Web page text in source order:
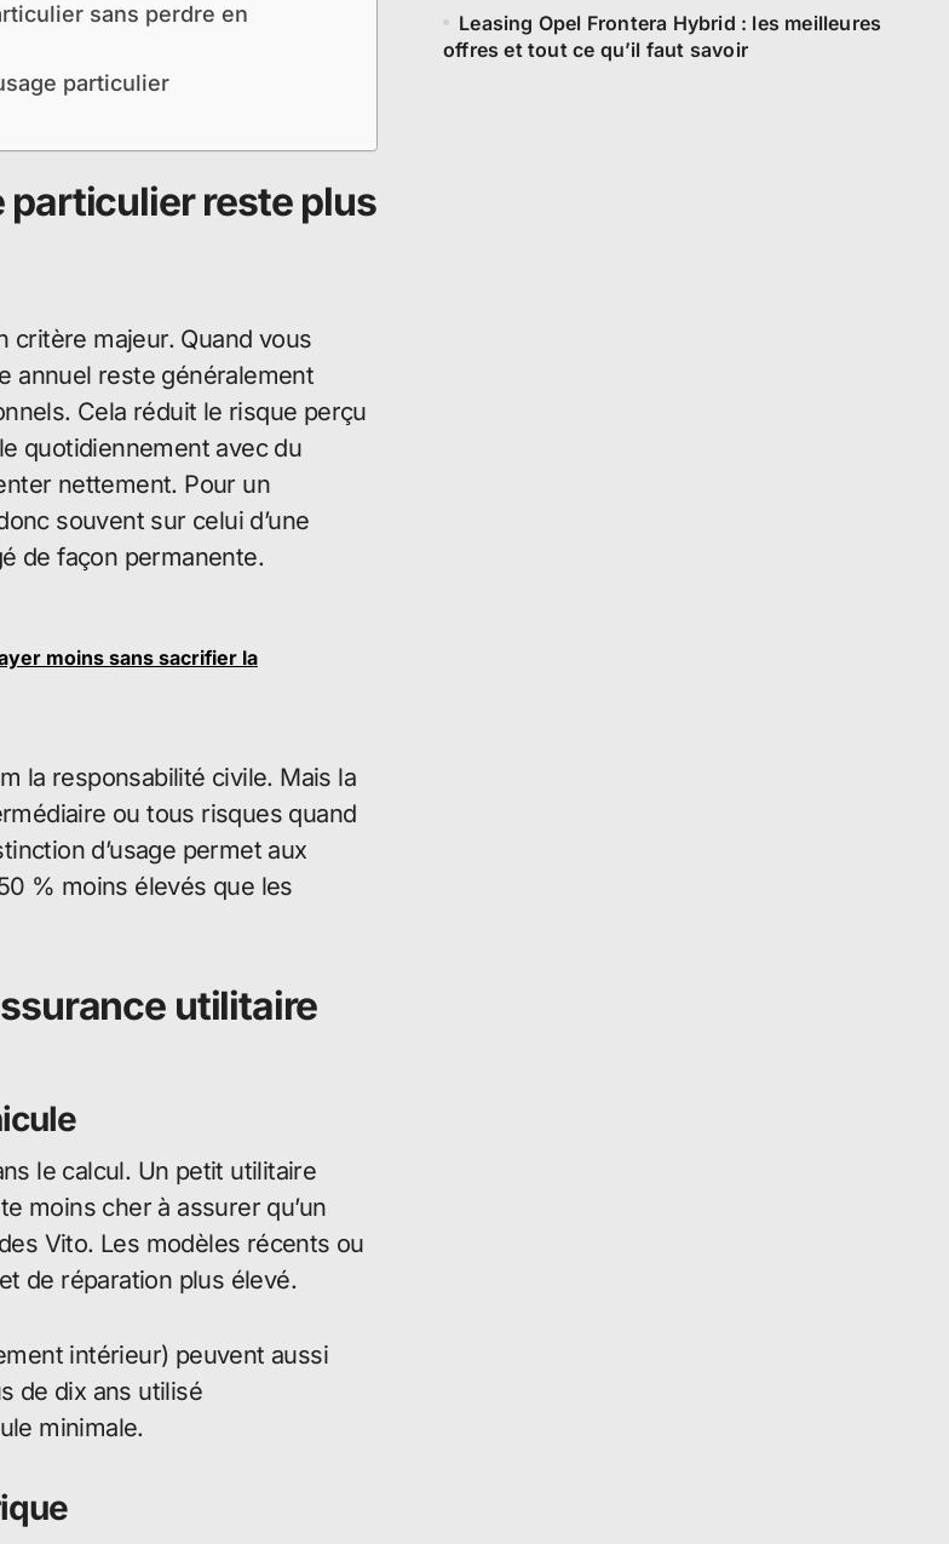
sans perdre en
particulier
particulier reste plus
critère majeur. Quand vous
annuel reste généralement
Cela réduit le risque perçu
quotidiennement avec du
nettement. Pour un
souvent sur celui d’une
de façon permanente.
moins sans sacrifier la
la responsabilité civile. Mais la
ou tous risques quand
d’usage permet aux
% moins élevés que les
utilitaire
le calcul. Un petit utilitaire
moins cher à assurer qu’un
Vito. Les modèles récents ou
de réparation plus élevé.
intérieur) peuvent aussi
de dix ans utilisé
minimale.
Leasing Opel Frontera Hybrid : les meilleures
offres et tout ce qu’il faut savoir